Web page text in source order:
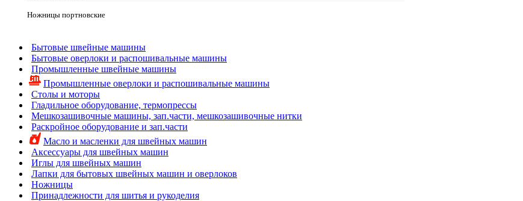
Ножницы портновские
Бытовые швейные машины
Бытовые оверлоки и распошивальные машины
Промышленные швейные машины
Промышленные оверлоки и распошивальные машины
Столы и моторы
Гладильное оборудование, термопрессы
Мешкозашивочные машины, зап.части, мешкозашивочные нитки
Раскройное оборудование и зап.части
Масло и масленки для швейных машин
Аксессуары для швейных машин
Иглы для швейных машин
Лапки для бытовых швейных машин и оверлоков
Ножницы
Принадлежности для шитья и рукоделия